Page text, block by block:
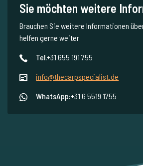
Sie möchten weitere
Brauchen Sie weitere Informationen
helfen gerne weiter
Tel.+31 655 191 755
info@thecarpspecialist.de
WhatsApp:+31 6 5519 1755